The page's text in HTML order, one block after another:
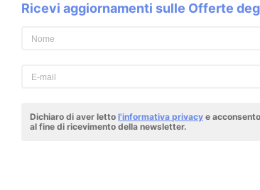
Ricevi aggiornamenti sulle Offerte
Dichiaro di aver letto l'informativa privacy e
al fine di ricevimento della newsletter.